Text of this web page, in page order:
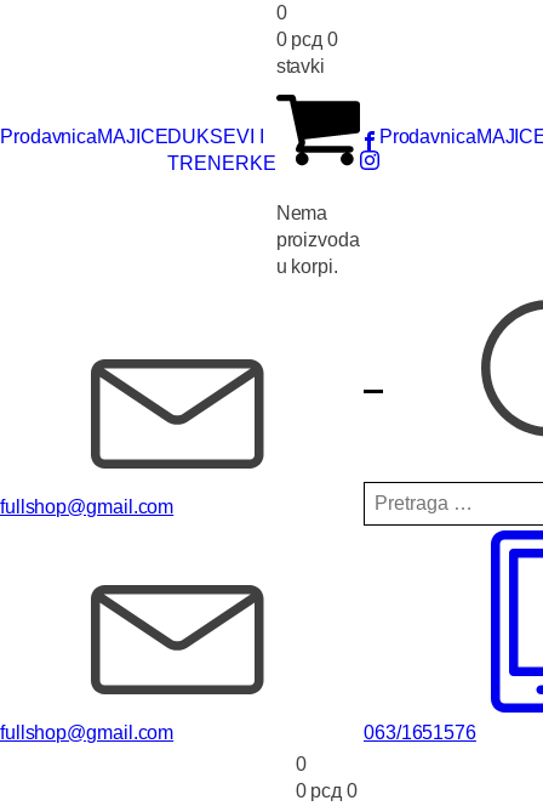
ProdavnicaMAJICEDUKSEVI I
TRENERKE
0
0 рсд 0
stavki
Nema
proizvoda
u korpi.
Prodavnica
fullshop@gmail.com
Pretraga
za:
fullshop@gmail.com 063/1651576
0
0 рсд 0